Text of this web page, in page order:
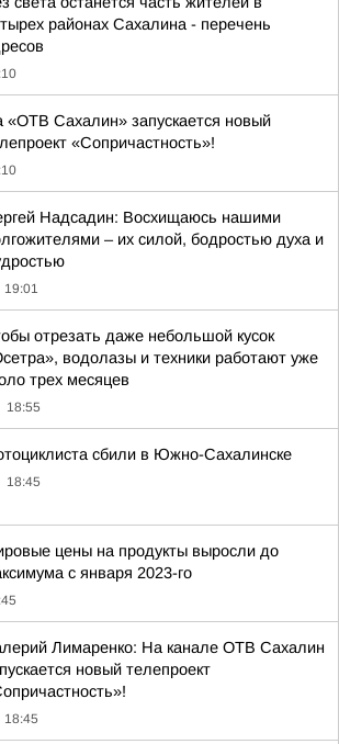
районах Сахалина - перечень
«ОТВ Сахалин» запускается новый
«Сопричастность»!
Надсадин: Восхищаюсь нашими
– их силой, бодростью духа и
19:01
отрезать даже небольшой кусок
водолазы и техники работают уже
трех месяцев
18:55
сбили в Южно-Сахалинске
18:45
цены на продукты выросли до
с января 2023-го
Лимаренко: На канале ОТВ Сахалин
новый телепроект
18:45